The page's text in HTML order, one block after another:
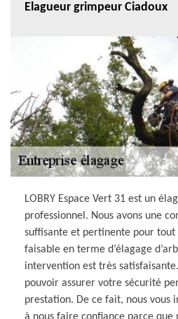
Elagueur grimpeur Ciadoux
LOBRY Espace Vert 31 est un
professionnel. Nous avons une
suffisante et pertinente pour tout
faisable en terme d’élagage
intervention est très
pouvoir assurer votre sécurité
prestation. De ce fait, nous vous
à nous faire confiance parce que